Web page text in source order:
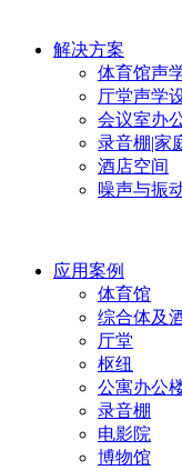
解决方案
体育馆声
厅堂声学
会议室办
录音棚|家
酒店空间
噪声与振
应用案例
体育馆
综合体及
厅堂
枢纽
公寓办公
录音棚
电影院
博物馆